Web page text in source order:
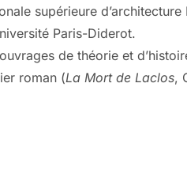
supérieure
Paris-Diderot.
de théorie et
roman (La Mort de Laclos,